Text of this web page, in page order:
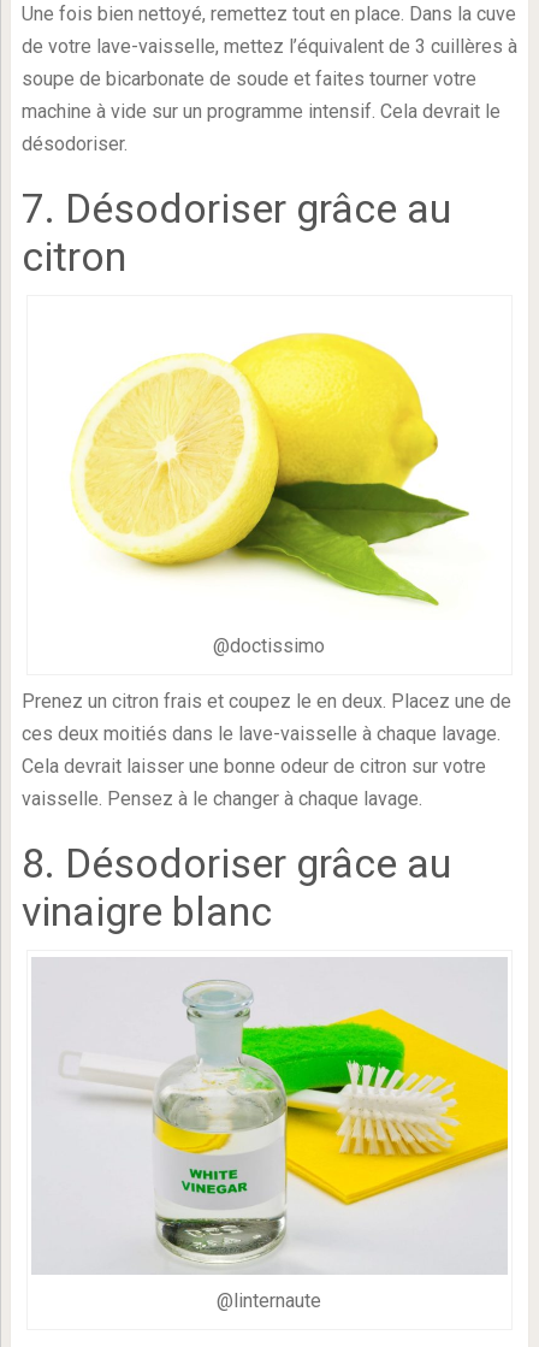
Une fois bien nettoyé, remettez tout en place. Dans la cuve
de votre lave-vaisselle, mettez l’équivalent de 3 cuillères à
soupe de bicarbonate de soude et faites tourner votre
machine à vide sur un programme intensif. Cela devrait le
désodoriser.
7. Désodoriser grâce au
citron
@doctissimo
Prenez un citron frais et coupez le en deux. Placez une de
ces deux moitiés dans le lave-vaisselle à chaque lavage.
Cela devrait laisser une bonne odeur de citron sur votre
vaisselle. Pensez à le changer à chaque lavage.
8. Désodoriser grâce au
vinaigre blanc
@linternaute